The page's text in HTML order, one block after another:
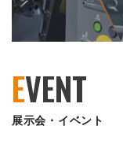
EVENT
展示会・イベント